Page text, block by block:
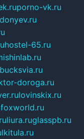
porno-vk.ru
hostel-65.ru
doroga.ru
lovinskix.ru
liura.ruglasspb.ru